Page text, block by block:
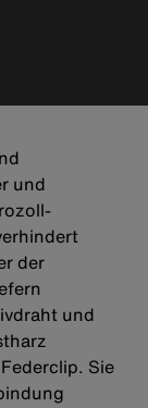
und
der
und
Sie